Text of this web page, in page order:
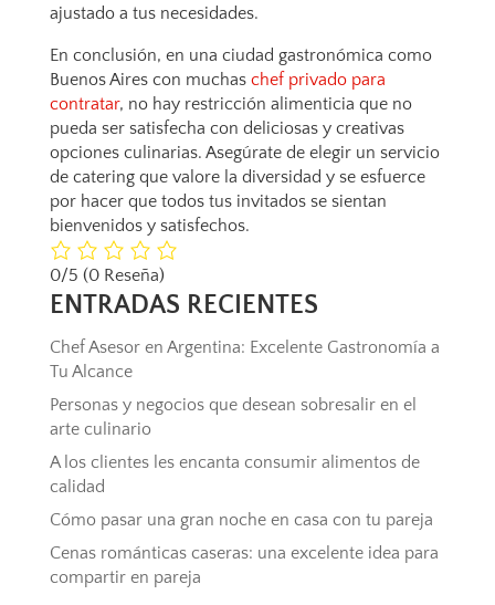
ajustado a tus necesidades.
En conclusión, en una ciudad gastronómica como
Buenos Aires con muchas chef privado para
contratar, no hay restricción alimenticia que no
pueda ser satisfecha con deliciosas y creativas
opciones culinarias. Asegúrate de elegir un servicio
de catering que valore la diversidad y se esfuerce
por hacer que todos tus invitados se sientan
bienvenidos y satisfechos.
0/5 (0 Reseña)
ENTRADAS RECIENTES
Chef Asesor en Argentina: Excelente Gastronomía a
Tu Alcance
Personas y negocios que desean sobresalir en el
arte culinario
A los clientes les encanta consumir alimentos de
calidad
Cómo pasar una gran noche en casa con tu pareja
Cenas románticas caseras: una excelente idea para
compartir en pareja